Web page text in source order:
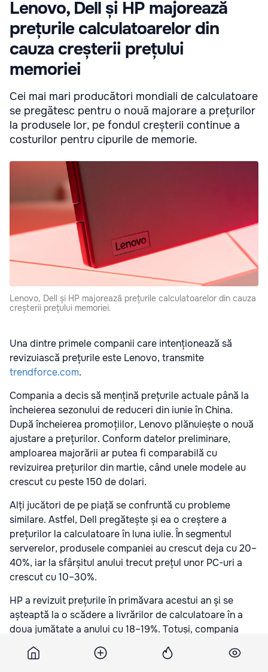
Lenovo, Dell și HP majorează
prețurile calculatoarelor din
cauza creșterii prețului
memoriei
Cei mai mari producători mondiali de calculatoare
se pregătesc pentru o nouă majorare a prețurilor
la produsele lor, pe fondul creșterii continue a
costurilor pentru cipurile de memorie.
Lenovo, Dell și HP majorează prețurile calculatoarelor din cauza
creșterii prețului memoriei.
Una dintre primele companii care intenționează să
revizuiască prețurile este Lenovo, transmite
trendforce.com.
Compania a decis să mențină prețurile actuale până la
încheierea sezonului de reduceri din iunie în China.
După încheierea promoțiilor, Lenovo plănuiește o nouă
ajustare a prețurilor. Conform datelor preliminare,
amploarea majorării ar putea fi comparabilă cu
revizuirea prețurilor din martie, când unele modele au
crescut cu peste 150 de dolari.
Alți jucători de pe piață se confruntă cu probleme
similare. Astfel, Dell pregătește și ea o creștere a
prețurilor la calculatoare în luna iulie. În segmentul
serverelor, produsele companiei au crescut deja cu 20–
40%, iar la sfârșitul anului trecut prețul unor PC-uri a
crescut cu 10–30%.
HP a revizuit prețurile în primăvara acestui an și se
așteaptă la o scădere a livrărilor de calculatoare în a
doua jumătate a anului cu 18–19%. Totuși, compania
speră să compenseze parțial reducerea volumelor de
vânzări printr-un preț mediu mai ridicat al